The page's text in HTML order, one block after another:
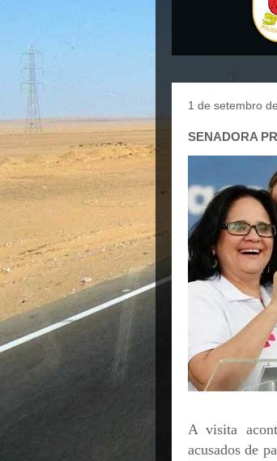
1 de setembro
SENADORA
A visita
acusados de